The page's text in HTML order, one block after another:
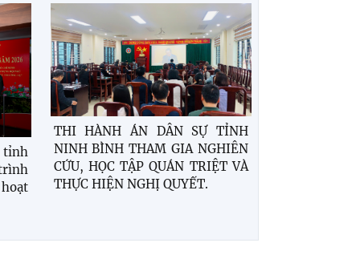
tỉnh
THI HÀNH ÁN DÂN SỰ TỈNH
NINH BÌNH THAM GIA NGHIÊN
CỨU, HỌC TẬP QUÁN TRIỆT VÀ
THỰC HIỆN NGHỊ QUYẾT.